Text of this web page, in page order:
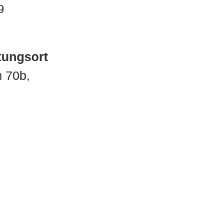
70b,